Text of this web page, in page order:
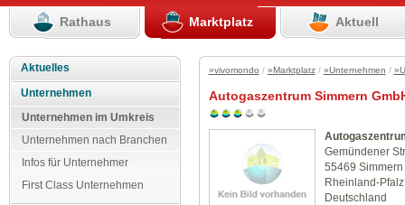
Rathaus Marktplatz Aktuell
Aktuelles
Unternehmen
Unternehmen im Umkreis
Unternehmen nach Branchen
Infos für Unternehmer
First Class Unternehmen
»vivomondo / »Marktplatz/ »Unternehmen /
Autogaszentrum Simmern
Gemündener
55469 Simmern
Rheinland-Pfalz
Deutschland